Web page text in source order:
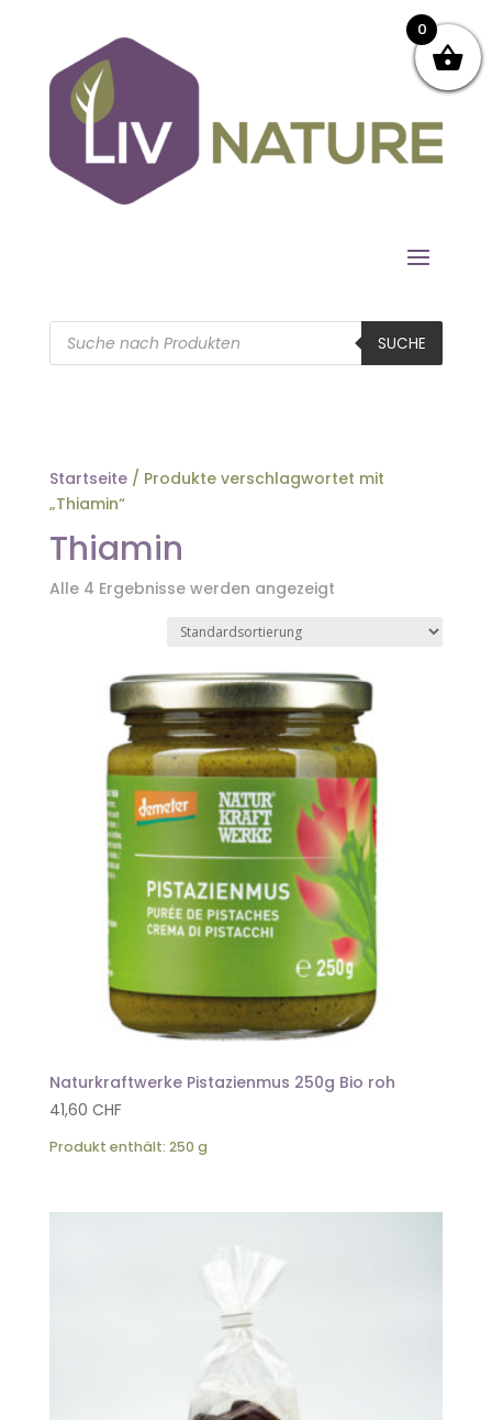
Products
search SUCHE
Startseite/ Produkte verschlagwortet mit
„Thiamin“
Thiamin
Alle 4 Ergebnisse werden angezeigt
Naturkraftwerke Pistazienmus 250g Bio roh
41,60 CHF
Produkt enthält: 250 g
0